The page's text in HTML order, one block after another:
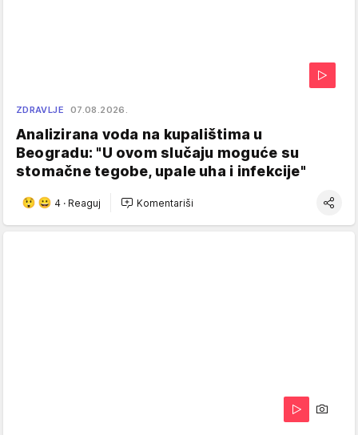
ZDRAVLJE 07.08.2026.
Analizirana voda na kupalištima u
Beogradu: "U ovom slučaju moguće su
stomačne tegobe, upale uha i infekcije"
4 · Reaguj Komentariši